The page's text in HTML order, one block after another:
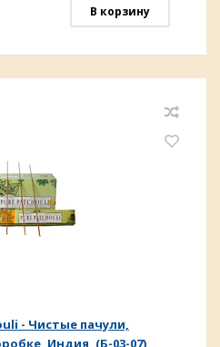
В корзину
- Чистые пачули,
Индия, (Б-03-07)